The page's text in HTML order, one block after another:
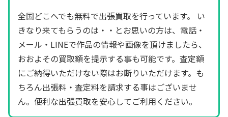
全国どこへでも無料で出張買取を行っています。 い
きなり来てもらうのは・・とお思いの方は、電話・
メール・LINEで作品の情報や画像を頂けましたら、
おおよその買取額を提示する事も可能です。査定額
にご納得いただけない際はお断りいただけます。も
ちろん出張料・査定料を請求する事はございませ
ん。便利な出張買取を安心してご利用ください。